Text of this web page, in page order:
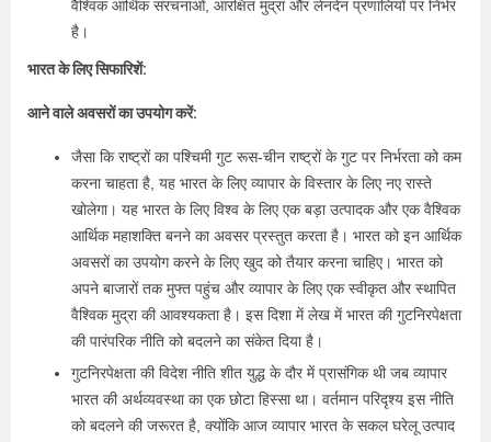
वैश्विक आर्थिक संरचनाओं, आरक्षित मुद्रा और लेनदेन प्रणालियों पर निर्भर
है।
भारत के लिए सिफारिशें:
आने वाले अवसरों का उपयोग करें:
जैसा कि राष्ट्रों का पश्चिमी गुट रूस-चीन राष्ट्रों के गुट पर निर्भरता को कम
करना चाहता है, यह भारत के लिए व्यापार के विस्तार के लिए नए रास्ते
खोलेगा। यह भारत के लिए विश्व के लिए एक बड़ा उत्पादक और एक वैश्विक
आर्थिक महाशक्ति बनने का अवसर प्रस्तुत करता है। भारत को इन आर्थिक
अवसरों का उपयोग करने के लिए खुद को तैयार करना चाहिए। भारत को
अपने बाजारों तक मुफ्त पहुंच और व्यापार के लिए एक स्वीकृत और स्थापित
वैश्विक मुद्रा की आवश्यकता है। इस दिशा में लेख में भारत की गुटनिरपेक्षता
की पारंपरिक नीति को बदलने का संकेत दिया है।
गुटनिरपेक्षता की विदेश नीति शीत युद्ध के दौर में प्रासंगिक थी जब व्यापार
भारत की अर्थव्यवस्था का एक छोटा हिस्सा था। वर्तमान परिदृश्य इस नीति
को बदलने की जरूरत है, क्योंकि आज व्यापार भारत के सकल घरेलू उत्पाद